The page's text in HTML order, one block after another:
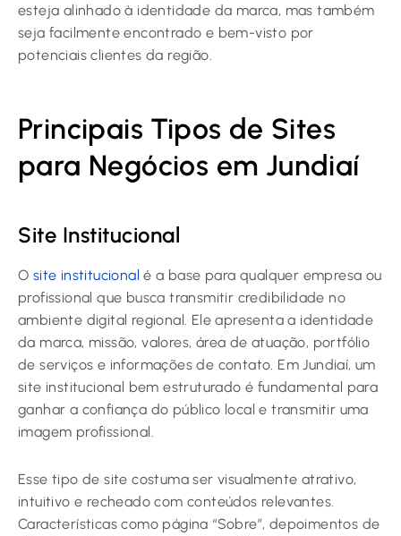
esteja alinhado à identidade da marca, mas também
seja facilmente encontrado e bem-visto por
potenciais clientes da região.
Principais Tipos de Sites
para Negócios em Jundiaí
Site Institucional
O site institucional é a base para qualquer empresa ou
profissional que busca transmitir credibilidade no
ambiente digital regional. Ele apresenta a identidade
da marca, missão, valores, área de atuação, portfólio
de serviços e informações de contato. Em Jundiaí, um
site institucional bem estruturado é fundamental para
ganhar a confiança do público local e transmitir uma
imagem profissional.
Esse tipo de site costuma ser visualmente atrativo,
intuitivo e recheado com conteúdos relevantes.
Características como página “Sobre”, depoimentos de